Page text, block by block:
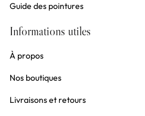
Guide des pointures
Informations utiles
À propos
Nos boutiques
Livraisons et retours